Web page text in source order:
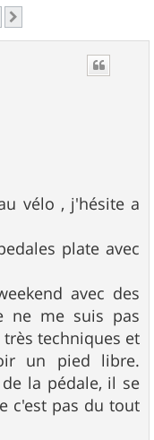
vélo , j'hésite a
plate avec
avec des
ne me suis pas
techniques et
un pied libre.
la pédale, il se
c'est pas du tout